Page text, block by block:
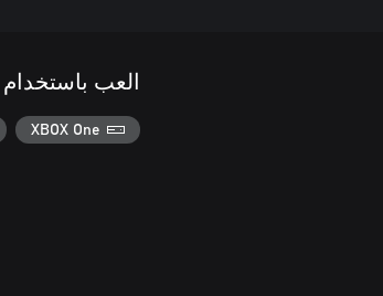
العب باستخدام
XBOX One